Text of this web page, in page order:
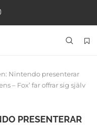
Nintendo presenterar
– Fox’ far offrar sig själv
PRESENTERAR